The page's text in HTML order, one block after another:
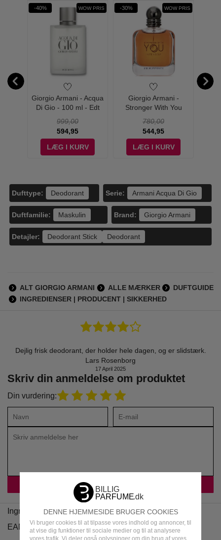
DENNE HJEMMESIDE BRUGER COOKIES
Vi bruger cookies til at tilpasse vores indhold og annoncer, til
at vise dig funktioner til sociale medier og til at analysere
vores trafik. Vi deler også oplysninger om din brug af vores
-40% WOW PRIS
Giorgio Armani - Acqua
Di Gio - 100 ml - Edt
999,00
594,95
LÆG I KURV
-30% WOW PRIS
Giorgio Armani -
Stronger With You
- Edp
780,00
544,95
LÆG I KURV
Serie: Armani Acqua Di Gio
Dufttype: Deodorant
Duftfamilie: Maskulin Brand: Giorgio Armani
Detajler: Deodorant Stick Deodorant
ALT GIORGIO ARMANI ALLE MÆRKER
DUFTGUIDE
INGREDIENSER | PRODUCENT | SIKKERHED
Skriv din anmeldelse om produktet
Din vurdering:
Dejlig frisk deodorant, der holder hele dagen, og er slidstærk.
Lars Rosenborg
17 April 2025
Ingredienser
EAN